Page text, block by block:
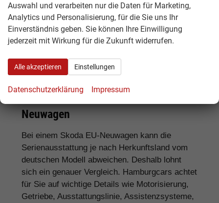
und Enyaq
Für Elektroauto-Interessenten:Skoda
Enyaq und weitere elektrische Skoda Modelle
Ausstattung, Lieferzeit und
Neuwagen
Bei einem Skoda EU-Neuwagen kann die
Serienausstattung je nach Herkunftsland vom
deutschen Modell abweichen. Deshalb lohnt
sich ein genauer Vergleich. Hamburgcars achtet
für Sie auf wichtige Details wie Motorisierung,
Getriebe, Ausstattungslinie, Assistenzsysteme,
Auswahl und verarbeiten nur die Daten für Marketing,
Analytics und Personalisierung, für die Sie uns Ihr
Einverständnis geben. Sie können Ihre Einwilligung
jederzeit mit Wirkung für die Zukunft widerrufen.
Alle akzeptieren Einstellungen
Datenschutzerklärung Impressum